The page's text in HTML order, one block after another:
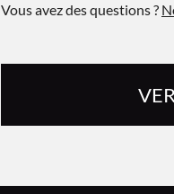
Vous avez des questions ?